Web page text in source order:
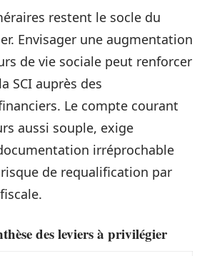
restent le socle du
Envisager une augmentation
de vie sociale peut renforcer
SCI auprès des
Le compte courant
aussi souple, exige
irréprochable
de requalification par
des leviers à privilégier